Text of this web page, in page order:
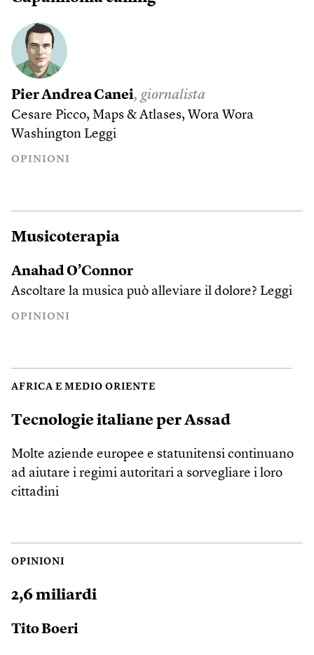
Pier Andrea Canei, giornalista
Cesare Picco, Maps & Atlases, Wora Wora
Washington Leggi
OPINIONI
Musicoterapia
Anahad O’Connor
Ascoltare la musica può alleviare il dolore? Leggi
OPINIONI
AFRICA E MEDIO ORIENTE
Tecnologie italiane per Assad
Molte aziende europee e statunitensi continuano
ad aiutare i regimi autoritari a sorvegliare i loro
cittadini
OPINIONI
2,6 miliardi
Tito Boeri